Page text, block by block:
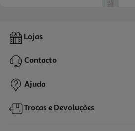
Bateria Drone Atom 2 Potensic 6013001711
59,99 €
Lojas
Contacto
Ajuda
Trocas e Devoluções